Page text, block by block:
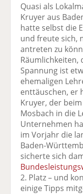
Quasi als
Kruyer aus
hatte selbst die
und freute sich,
antreten zu
Räumlichkeiten,
Spannung ist
ehemaligen
enttäuschen, er
Kruyer, der
Mosbach in die
Unternehmen
im Vorjahr die
Baden-
sicherte sich
2. Platz – und
einige Tipps